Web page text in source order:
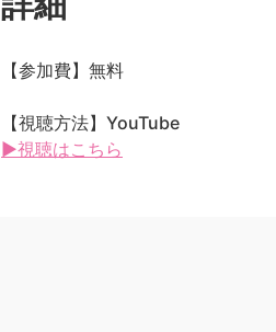
【参加費】無料
【視聴方法】YouTube
▶視聴はこちら